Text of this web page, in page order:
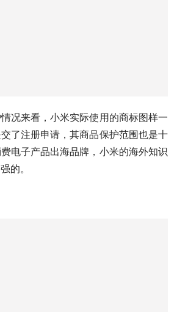
况来看，小米实际使用的商标图样一
了注册申请，其商品保护范围也是十
的。